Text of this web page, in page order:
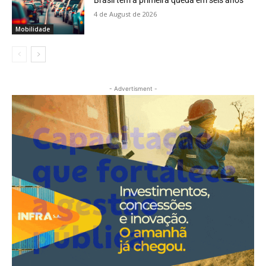
Mobilidade
4 de August de 2026
- Advertisment -